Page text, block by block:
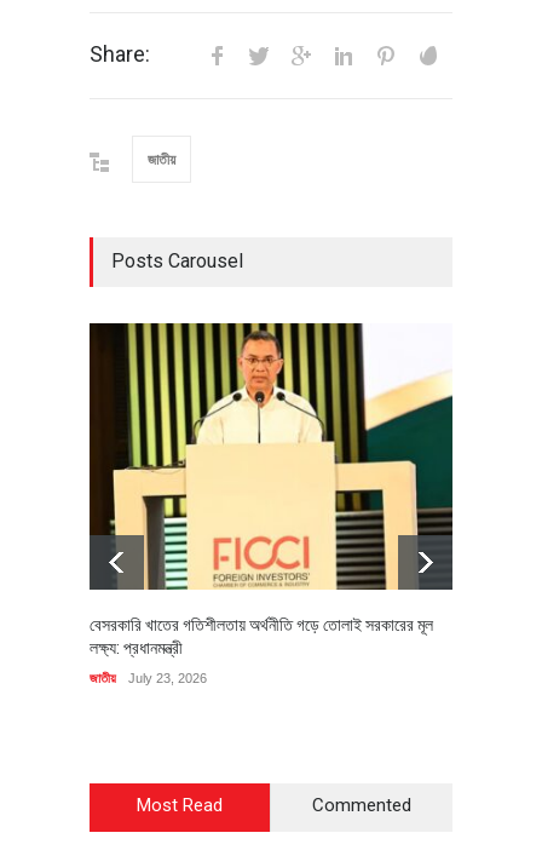
Share:
জাতীয়
Posts Carousel
বেসরকারি খাতের গতিশীলতায় অর্থনীতি গড়ে তোলাই সরকারের মূল
লক্ষ্য: প্রধানমন্ত্রী
জাতীয় July 23, 2026
Most Read Commented